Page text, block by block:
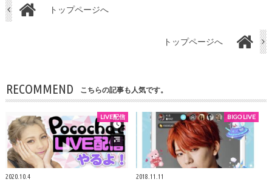
トップページへ
トップページへ
RECOMMEND こちらの記事も人気です。
LIVE配信
2020.10.4
BIGO LIVE
2018.11.11